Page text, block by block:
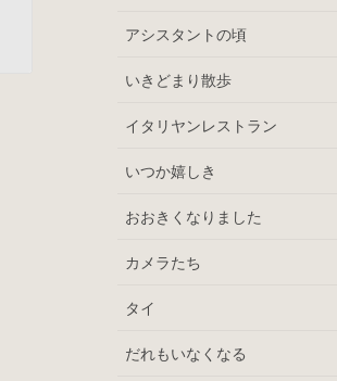
アシスタントの頃
いきどまり散歩
イタリヤンレストラン
いつか嬉しき
おおきくなりました
カメラたち
タイ
だれもいなくなる